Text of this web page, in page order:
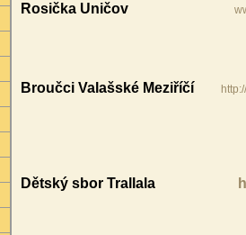
Rosička Uničov
Broučci Valašské Meziříčí
Dětský sbor Trallala